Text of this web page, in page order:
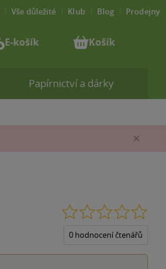
0 hodnocení čtenářů
Papírnictví a dárky
Vše důležité Klub Blog Prodejny
E-košík Košík